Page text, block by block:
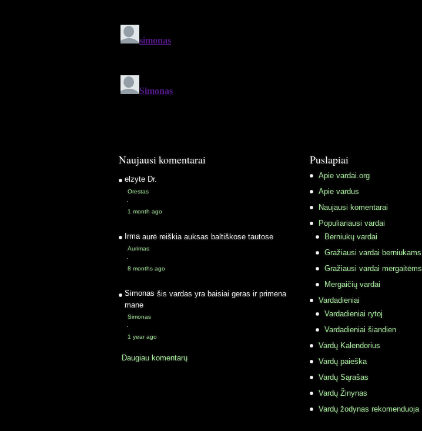
Naujausi komentarai
elzyte Dr.
Orestas
·
1 month ago
Irma aurė reiškia auksas baltiškose tautose
Aurimas
·
8 months ago
Simonas šis vardas yra baisiai geras ir primena
mane
Simonas
·
1 year ago
Daugiau komentarų
Puslapiai
Apie vardai.org
Apie vardus
Naujausi komentarai
Populiariausi vardai
Berniukų vardai
Gražiausi vardai berniukams
Gražiausi vardai mergaitėms
Mergaičių vardai
Vardadieniai
Vardadieniai rytoj
Vardadieniai šiandien
Vardų Kalendorius
Vardų paieška
Vardų Sąrašas
Vardų Žinynas
Vardų žodynas rekomenduoja